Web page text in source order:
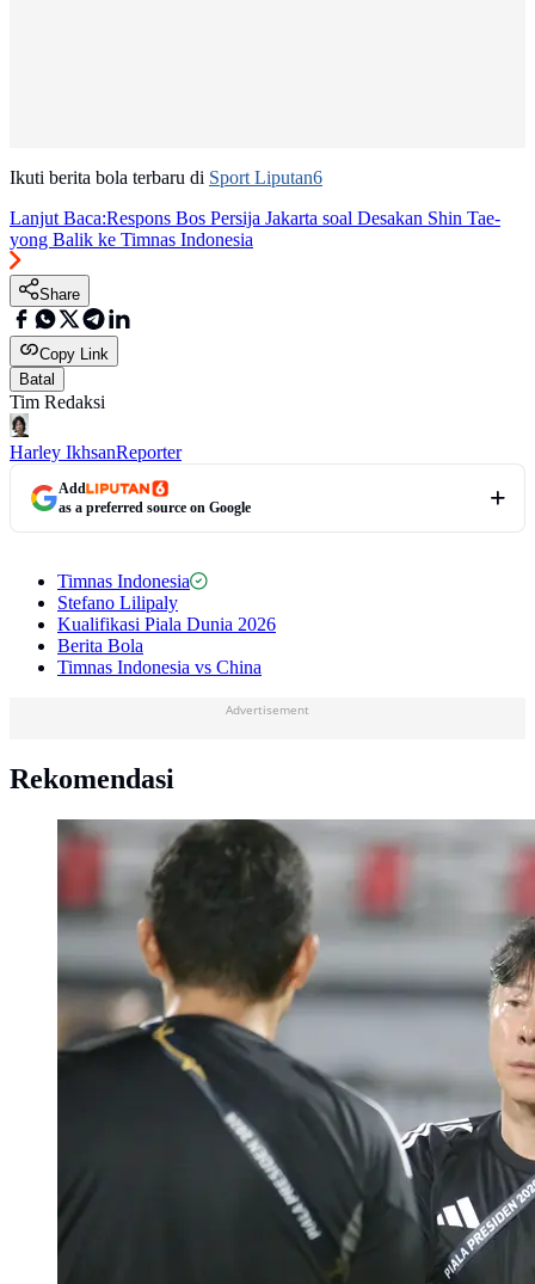
Ikuti berita bola terbaru di Sport Liputan6
Lanjut Baca:Respons Bos Persija Jakarta soal Desakan Shin Tae-
yong Balik ke Timnas Indonesia
Share
Copy Link
Batal
Tim Redaksi
Harley IkhsanReporter
Add
as a preferred source on Google
Timnas Indonesia
Stefano Lilipaly
Kualifikasi Piala Dunia 2026
Berita Bola
Timnas Indonesia vs China
Advertisement
Rekomendasi